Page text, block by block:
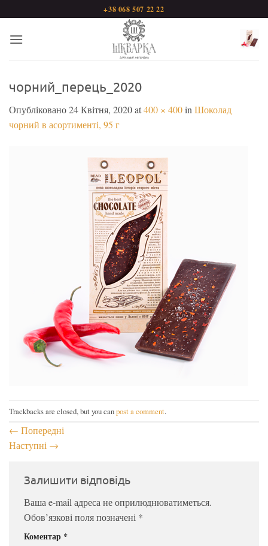
+38 068 507 22 22
чорний_перець_2020
Опубліковано24 Квітня, 2020at400 × 400in Шоколад
чорний в асортименті, 95 г
Trackbacks are closed, but you canpost a comment.
← Попередні
Наступні →
Залишити відповідь
Ваша e-mail адреса не оприлюднюватиметься.
Обов’язкові поля позначені *
Коментар *